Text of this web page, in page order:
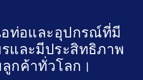
อท่อและอุปกรณ์ที่มี
และมีประสิทธิภาพ
กค้าทั่วโลก।